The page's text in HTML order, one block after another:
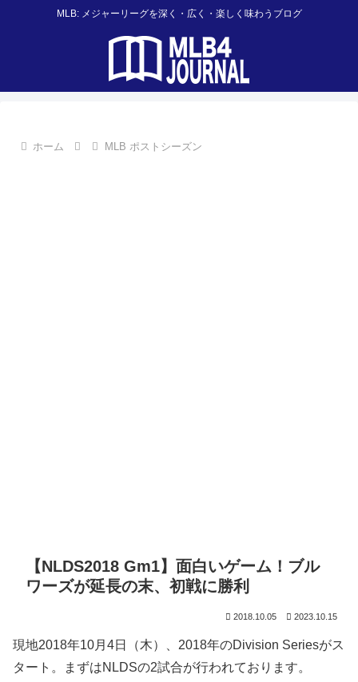
MLB: メジャーリーグを深く・広く・楽しく味わうブログ
ホーム MLB ポストシーズン
【NLDS2018 Gm1】面白いゲーム！ブル
ワーズが延長の末、初戦に勝利
2018.10.05 2023.10.15
現地2018年10月4日（木）、2018年のDivision Seriesがス
タート。まずはNLDSの2試合が行われております。